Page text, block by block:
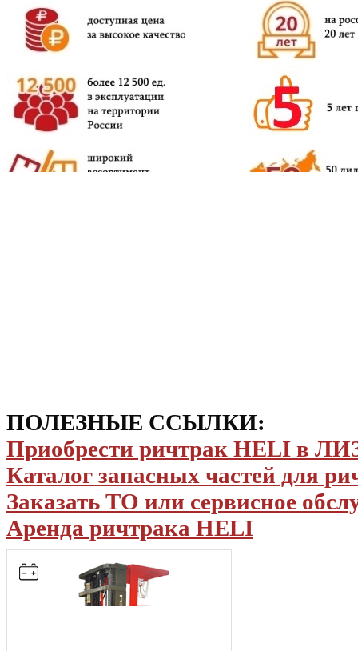
ПОЛЕЗНЫЕ ССЫЛКИ:
Приобрести ричтрак HELI в
Каталог запасных частей для
Заказать ТО или сервисное
Аренда ричтрака HELI